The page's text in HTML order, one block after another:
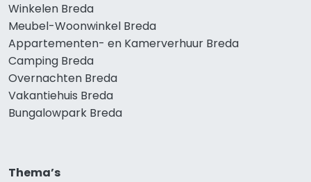
Winkelen Breda
Meubel-Woonwinkel Breda
Appartementen- en Kamerverhuur Breda
Camping Breda
Overnachten Breda
Vakantiehuis Breda
Bungalowpark Breda
Thema’s